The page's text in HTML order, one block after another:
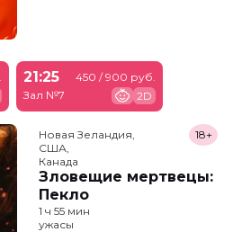
21:25
Зал №7
450 / 900 руб.
2D
Новая Зеландия,
США,
Канада
Зловещие мертвецы:
Пекло
18+
1 ч 55 мин
ужасы